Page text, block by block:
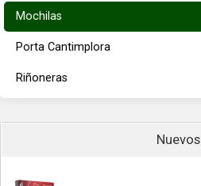
Mochilas
Porta Cantimplora
Riñoneras
Nuevos